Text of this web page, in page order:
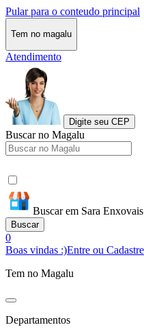
Pular para o conteudo principal
Tem no magalu
Atendimento
Digite seu CEP
Buscar no Magalu
Buscar em Sara Enxovais
Buscar
0
Boas vindas :)Entre ou
Tem no Magalu
Departamentos